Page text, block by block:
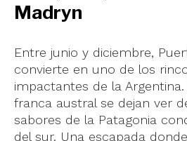
Madryn
Entre junio y diciembre,
convierte en uno de los
impactantes de la Argentina.
franca austral se dejan ver
sabores de la Patagonia
del sur. Una escapada